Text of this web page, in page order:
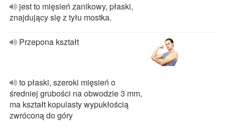
jest to mięsień zanikowy, płaski,
znajdujący się z tyłu mostka.
Przepona kształt
to płaski, szeroki mięsień o
średniej grubości na obwodzie 3 mm,
ma kształt kopulasty wypukłością
zwróconą do góry